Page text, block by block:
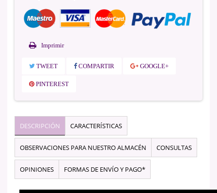
Imprimir
TWEET COMPARTIR GOOGLE+
PINTEREST
DESCRIPCIÓN CARACTERÍSTICAS
OBSERVACIONES PARA NUESTRO ALMACÉN CONSULTAS
OPINIONES FORMAS DE ENVÍO Y PAGO*